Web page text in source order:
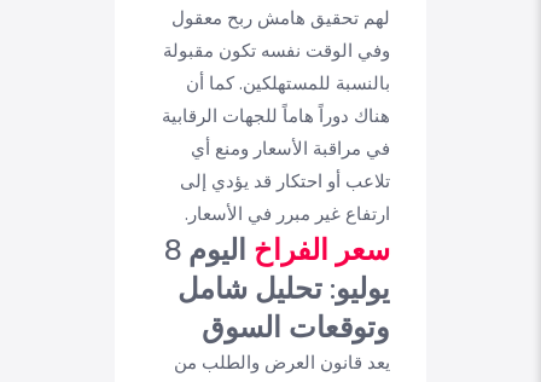
لهم تحقيق هامش ربح معقول
وفي الوقت نفسه تكون مقبولة
بالنسبة للمستهلكين. كما أن
هناك دوراً هاماً للجهات الرقابية
في مراقبة الأسعار ومنع أي
تلاعب أو احتكار قد يؤدي إلى
ارتفاع غير مبرر في الأسعار.
سعر الفراخ
اليوم 8
يوليو: تحليل شامل
وتوقعات السوق
يعد قانون العرض والطلب من